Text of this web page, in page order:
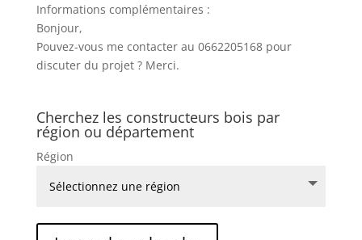
Informations complémentaires :
Bonjour,
Pouvez-vous me contacter au 0662205168 pour
discuter du projet ? Merci.
Cherchez les constructeurs bois par
région ou département
Région